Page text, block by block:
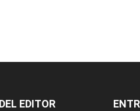
EDITOR